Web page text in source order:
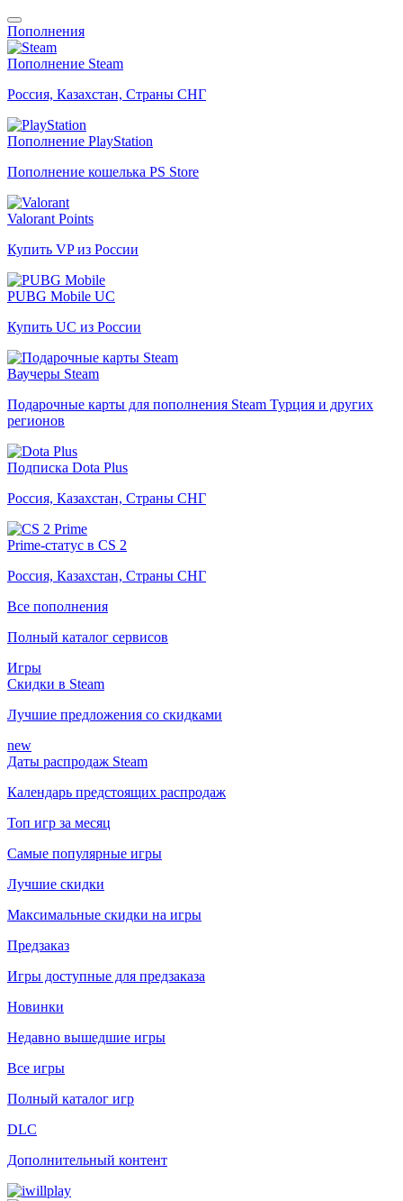
Пополнения
Пополнение Steam
Россия, Казахстан, Страны СНГ
Пополнение PlayStation
Пополнение кошелька PS Store
Valorant Points
Купить VP из России
PUBG Mobile UC
Купить UC из России
Ваучеры Steam
Подарочные карты для пополнения Steam Турция и других
регионов
Подписка Dota Plus
Россия, Казахстан, Страны СНГ
Prime-статус в CS 2
Россия, Казахстан, Страны СНГ
Все пополнения
Полный каталог сервисов
Игры
Скидки в Steam
Лучшие предложения со скидками
new
Даты распродаж Steam
Календарь предстоящих распродаж
Топ игр за месяц
Самые популярные игры
Лучшие скидки
Максимальные скидки на игры
Предзаказ
Игры доступные для предзаказа
Новинки
Недавно вышедшие игры
Все игры
Полный каталог игр
DLC
Дополнительный контент